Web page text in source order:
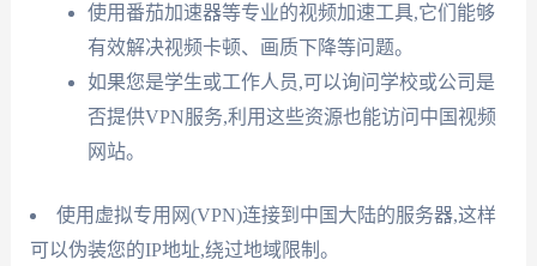
使用番茄加速器等专业的视频加速工具,它们能够
有效解决视频卡顿、画质下降等问题。
如果您是学生或工作人员,可以询问学校或公司是
否提供VPN服务,利用这些资源也能访问中国视频
网站。
使用虚拟专用网(VPN)连接到中国大陆的服务器,这样
可以伪装您的IP地址,绕过地域限制。